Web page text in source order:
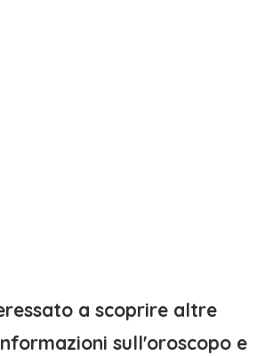
a scoprire altre
sull'oroscopo e